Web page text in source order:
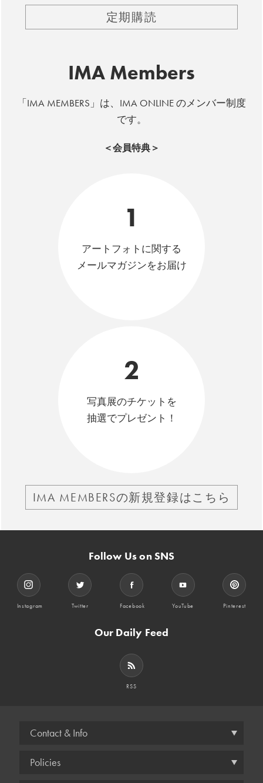
定期購読
IMA Members
「IMA MEMBERS」は、IMA ONLINE のメンバー制度
です。
＜会員特典＞
1
アートフォトに関する
メールマガジンをお届け
2
写真展のチケットを
抽選でプレゼント！
IMA MEMBERSの新規登録はこちら
Follow Us on SNS
Instagram Twitter Facebook YouTube Pinterest
Our Daily Feed
RSS
Contact & Info
Policies